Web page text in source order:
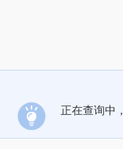
正在查询中